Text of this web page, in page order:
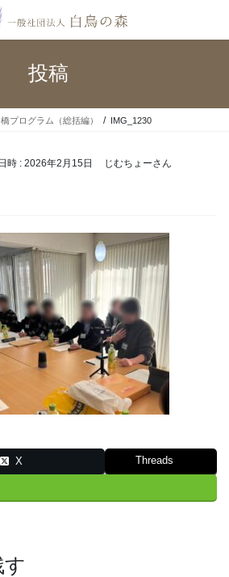
投稿
プログラム（総括編） IMG_1230
時 : 2026年2月15日 じむちょーさん
X Threads